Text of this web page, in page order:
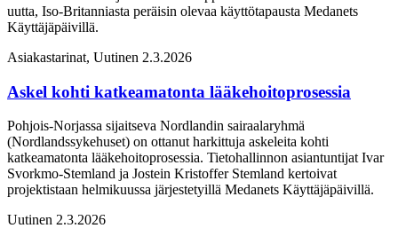
uutta, Iso-Britanniasta peräisin olevaa käyttötapausta Medanets
Käyttäjäpäivillä.
Asiakastarinat, Uutinen 2.3.2026
Askel kohti katkeamatonta lääkehoitoprosessia
Pohjois-Norjassa sijaitseva Nordlandin sairaalaryhmä
(Nordlandssykehuset) on ottanut harkittuja askeleita kohti
katkeamatonta lääkehoitoprosessia. Tietohallinnon asiantuntijat Ivar
Svorkmo-Stemland ja Jostein Kristoffer Stemland kertoivat
projektistaan helmikuussa järjestetyillä Medanets Käyttäjäpäivillä.
Uutinen 2.3.2026